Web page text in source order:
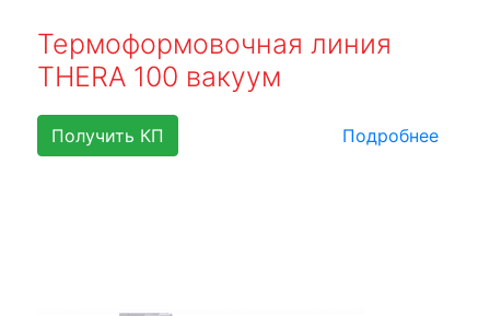
Термоформовочная линия
THERA 100 вакуум
Получить КП Подробнее